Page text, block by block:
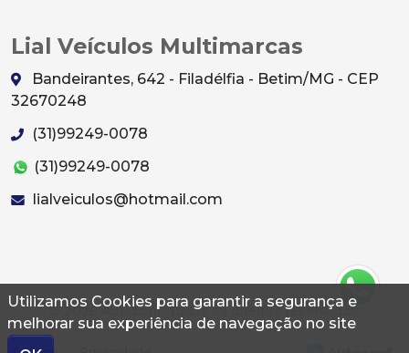
Utilizamos Cookies para garantir a segurança e
melhorar sua experiência de navegação no site
Lial Veículos Multimarcas
Bandeirantes, 642 - Filadélfia - Betim/MG - CEP
32670248
(31)99249-0078
(31)99249-0078
lialveiculos@hotmail.com
© 2026 Autoconf. Todos os direitos reservados.